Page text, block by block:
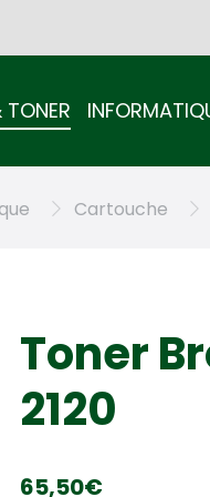
Cartouche
Toner
2120
65,50€